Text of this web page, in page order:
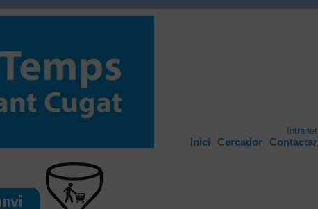
Intranet
Inici Cercador Contactar